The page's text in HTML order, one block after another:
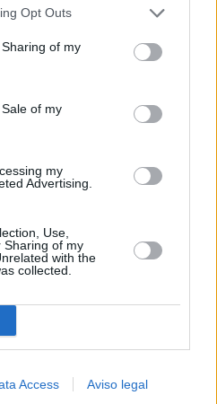
en cuenta que algún
tiene el derecho de
preferencias se aplicarán
de nuevo en este sitio web o
privacidad.
Opt Outs
of my
of my
my
Advertising.
Use,
Sharing of my
with the
collected.
Access Aviso legal